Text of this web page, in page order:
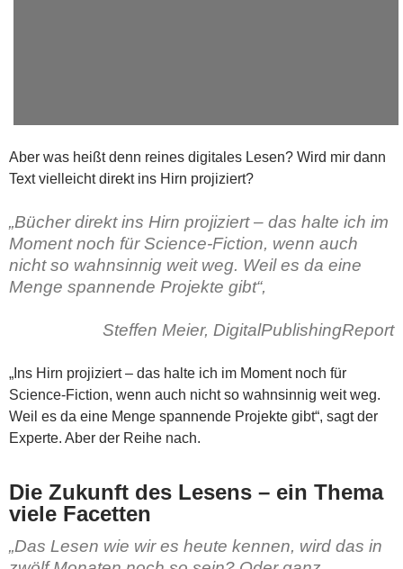
Aber was heißt denn reines digitales Lesen? Wird mir dann
Text vielleicht direkt ins Hirn projiziert?
„Bücher direkt ins Hirn projiziert – das halte ich im
Moment noch für Science-Fiction, wenn auch
nicht so wahnsinnig weit weg. Weil es da eine
Menge spannende Projekte gibt“,
Steffen Meier, DigitalPublishingReport
„Ins Hirn projiziert – das halte ich im Moment noch für
Science-Fiction, wenn auch nicht so wahnsinnig weit weg.
Weil es da eine Menge spannende Projekte gibt“, sagt der
Experte. Aber der Reihe nach.
Die Zukunft des Lesens – ein Thema
viele Facetten
„Das Lesen wie wir es heute kennen, wird das in